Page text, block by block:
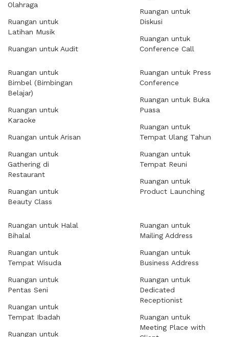
Olahraga
Ruangan untuk
Latihan Musik
Ruangan untuk Audit
Ruangan untuk
Diskusi
Ruangan untuk
Conference Call
Ruangan untuk
Bimbel (Bimbingan
Belajar)
Ruangan untuk
Karaoke
Ruangan untuk Arisan
Ruangan untuk
Gathering di
Restaurant
Ruangan untuk
Beauty Class
Ruangan untuk Press
Conference
Ruangan untuk Buka
Puasa
Ruangan untuk
Tempat Ulang Tahun
Ruangan untuk
Tempat Reuni
Ruangan untuk
Product Launching
Ruangan untuk Halal
Bihalal
Ruangan untuk
Tempat Wisuda
Ruangan untuk
Pentas Seni
Ruangan untuk
Tempat Ibadah
Ruangan untuk
Ruangan untuk
Mailing Address
Ruangan untuk
Business Address
Ruangan untuk
Dedicated
Receptionist
Ruangan untuk
Meeting Place with